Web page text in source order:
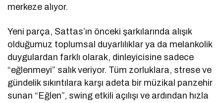
merkeze alıyor.
Yeni parça, Sattas’ın önceki şarkılarında alışık
olduğumuz toplumsal duyarlılıklar ya da melankolik
duygulardan farklı olarak, dinleyicisine sadece
“eğlenmeyi” salık veriyor. Tüm zorluklara, strese ve
gündelik sıkıntılara karşı adeta bir müzikal panzehir
sunan “Eğlen”, swing etkili açılışı ve ardından hızla